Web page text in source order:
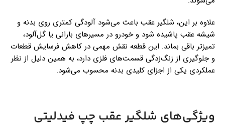
علاوه بر این، شلگیر عقب باعث می‌شود آلودگی کمتری روی بدنه و
شیشه عقب پاشیده شود و خودرو در مسیرهای بارانی یا گل‌آلود،
تمیزتر باقی بماند. این قطعه نقش مهمی در کاهش فرسایش قطعات
و جلوگیری از زنگ‌زدگی قسمت‌های فلزی دارد، به همین دلیل از نظر
عملکردی یکی از اجزای کلیدی بدنه محسوب می‌شود.
ویژگی‌های شلگیر عقب چپ فیدلیتی